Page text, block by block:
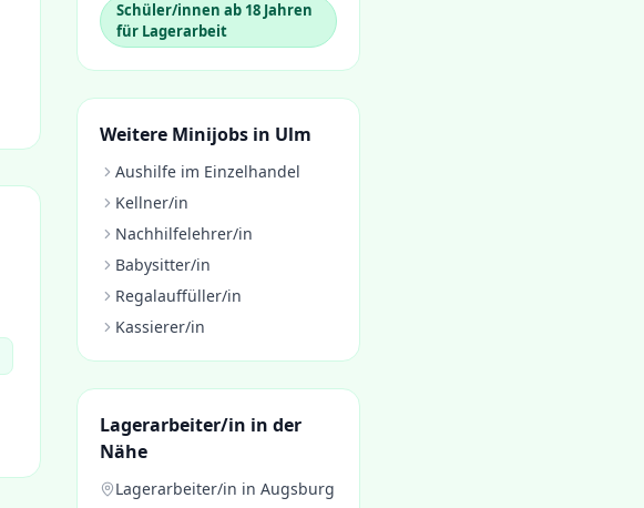
Schüler/innen ab 18 Jahren
für Lagerarbeit
Weitere Minijobs in Ulm
Aushilfe im Einzelhandel
Kellner/in
Nachhilfelehrer/in
Babysitter/in
Regalauffüller/in
Kassierer/in
Lagerarbeiter/in in der
Nähe
Lagerarbeiter/in in Augsburg